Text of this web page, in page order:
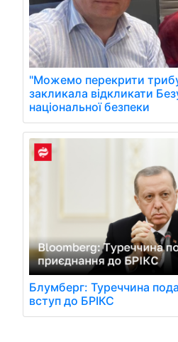
"Можемо перекрити
закликала відкликати
національної безпеки
Блумберг: Туреччина
вступ до БРІКС